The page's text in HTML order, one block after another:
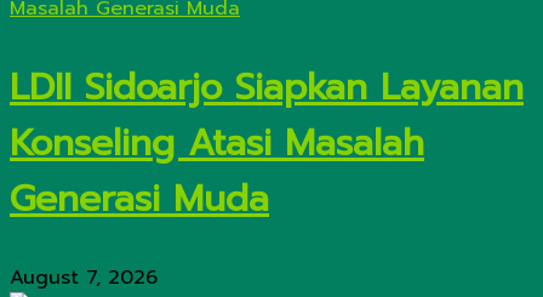
LDII Sidoarjo Siapkan Layanan
Konseling Atasi Masalah
Generasi Muda
August 7, 2026